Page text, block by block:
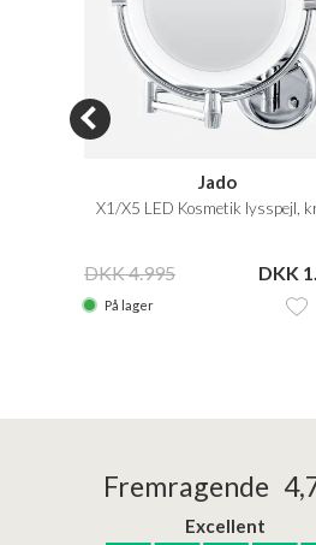
Jado
X1/X5 LED Kosmetik lysspejl,
DKK 4.995 DKK
På lager
Fremragende
Excellent
24/01/2026
Superflot bademøbel og rigtig lynhurtig… Kanon god
Kanon god